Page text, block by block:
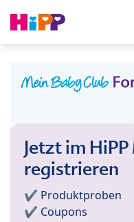
Jetzt im
registrieren
✔️ Produktproben
✔️ Coupons